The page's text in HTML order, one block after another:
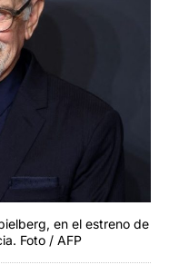
en el estreno de
Foto / AFP